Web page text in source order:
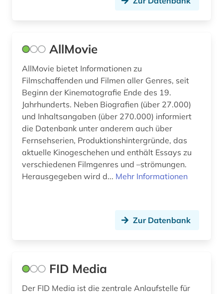
AllMovie
AllMovie bietet Informationen zu
Filmschaffenden und Filmen aller Genres, seit
Beginn der Kinematografie Ende des 19.
Jahrhunderts. Neben Biografien (über 27.000)
und Inhaltsangaben (über 270.000) informiert
die Datenbank unter anderem auch über
Fernsehserien, Produktionshintergründe, das
aktuelle Kinogeschehen und enthält Essays zu
verschiedenen Filmgenres und –strömungen.
Herausgegeben wird d... Mehr Informationen
Zur Datenbank
FID Media
Der FID Media ist die zentrale Anlaufstelle für